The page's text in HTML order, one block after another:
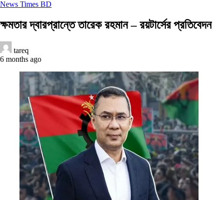
News Times BD
ক্ষমতার দ্বারপ্রান্তে তারেক রহমান – রয়টার্সের প্রতিবেদন
tareq
6 months ago